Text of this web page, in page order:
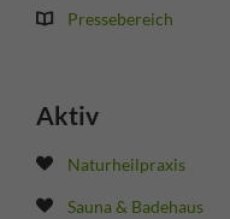
Pressebereich
Aktiv
Naturheilpraxis
Sauna & Badehaus